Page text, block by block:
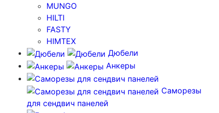
MUNGO
HILTI
FASTY
HIMTEX
Дюбели
Анкеры
Саморезы
для сендвич панелей